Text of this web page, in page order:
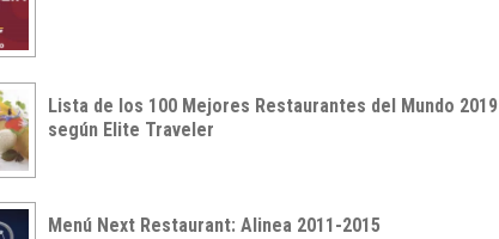
Lista de los 100 Mejores Restaurantes del Mundo 2019
según Elite Traveler
Menú Next Restaurant: Alinea 2011-2015